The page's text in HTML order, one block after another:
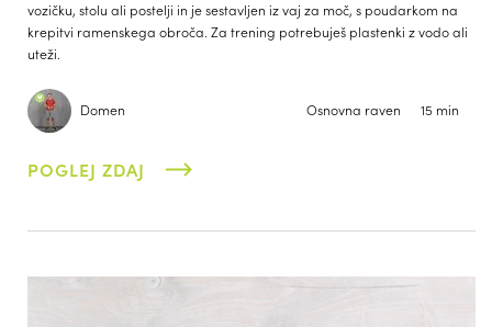
vozičku, stolu ali postelji in je sestavljen iz vaj za moč, s poudarkom na
krepitvi ramenskega obroča. Za trening potrebuješ plastenki z vodo ali
uteži.
Domen Osnovna raven 15 min
POGLEJ ZDAJ